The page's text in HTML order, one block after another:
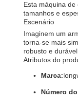
Esta máquina
tamanhos e
Escenário
Imaginem um
torna-se mais
robusto e
Atributos do
Marca:
Número